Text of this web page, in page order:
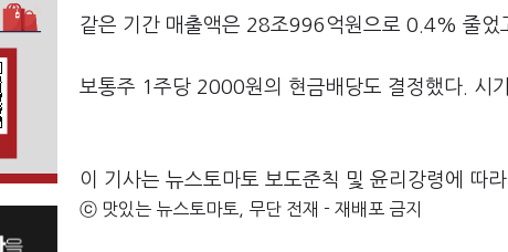
같은 기간 매출액은 28조996억원으로 0.4% 줄
보통주 1주당 2000원의 현금배당도 결정했다. 시
이 기사는 뉴스토마토 보도준칙 및 윤리강령에 따
ⓒ 맛있는 뉴스토마토, 무단 전재 - 재배포 금지